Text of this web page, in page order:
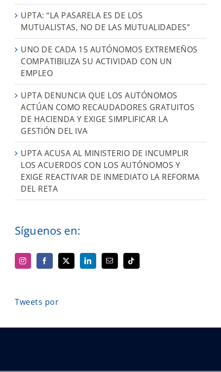
UPTA: “LA PASARELA ES DE LOS
MUTUALISTAS, NO DE LAS MUTUALIDADES”
UNO DE CADA 15 AUTÓNOMOS EXTREMEÑOS
COMPATIBILIZA SU ACTIVIDAD CON UN
EMPLEO
UPTA DENUNCIA QUE LOS AUTÓNOMOS
ACTÚAN COMO RECAUDADORES GRATUITOS
DE HACIENDA Y EXIGE SIMPLIFICAR LA
GESTIÓN DEL IVA
UPTA ACUSA AL MINISTERIO DE INCUMPLIR
LOS ACUERDOS CON LOS AUTÓNOMOS Y
EXIGE REACTIVAR DE INMEDIATO LA REFORMA
DEL RETA
Síguenos en:
Tweets por